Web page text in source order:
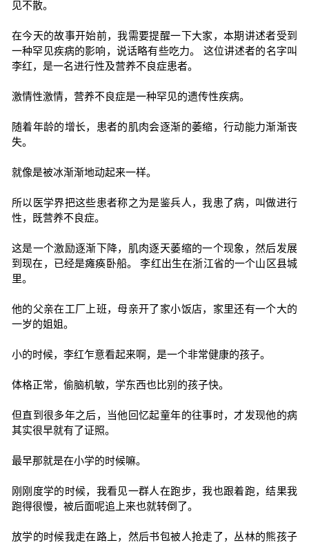
见不散。
在今天的故事开始前，我需要提醒一下大家，本期讲述者受到
一种罕见疾病的影响，说话略有些吃力。 这位讲述者的名字叫
李红，是一名进行性及营养不良症患者。
激情性激情，营养不良症是一种罕见的遗传性疾病。
随着年龄的增长，患者的肌肉会逐渐的萎缩，行动能力渐渐丧
失。
就像是被冰渐渐地动起来一样。
所以医学界把这些患者称之为是鉴兵人，我患了病，叫做进行
性，既营养不良症。
这是一个激励逐渐下降，肌肉逐天萎缩的一个现象，然后发展
到现在，已经是瘫痪卧船。 李红出生在浙江省的一个山区县城
里。
他的父亲在工厂上班，母亲开了家小饭店，家里还有一个大的
一岁的姐姐。
小的时候，李红乍意看起来啊，是一个非常健康的孩子。
体格正常，偷脑机敏，学东西也比别的孩子快。
但直到很多年之后，当他回忆起童年的往事时，才发现他的病
其实很早就有了证照。
最早那就是在小学的时候嘛。
刚刚度学的时候，我看见一群人在跑步，我也跟着跑，结果我
跑得很慢，被后面呢追上来也就转倒了。
放学的时候我走在路上，然后书包被人抢走了，丛林的熊孩子